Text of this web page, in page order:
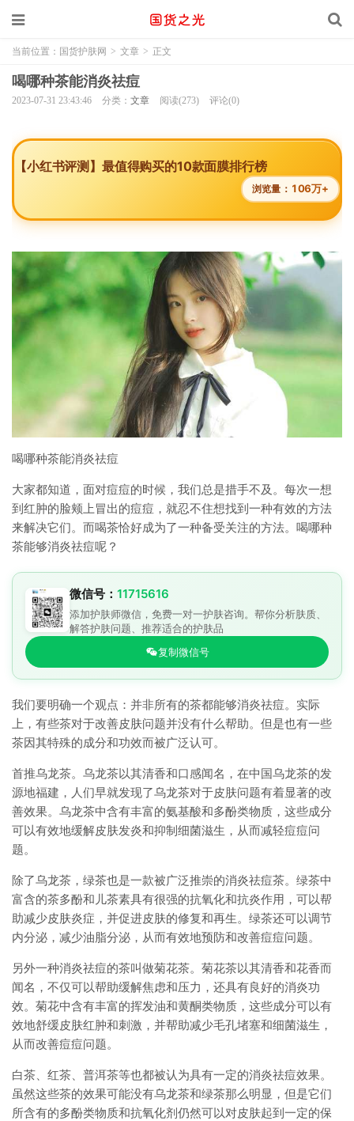
当前位置： 国货护肤网 > 文章 > 正文
喝哪种茶能消炎祛痘
2023-07-31 23:43:46 分类： 文章 阅读(273) 评论(0)
【小红书评测】最值得购买的10款面膜排行榜
浏览量： 106万+
喝哪种茶能消炎祛痘
大家都知道，面对痘痘的时候，我们总是措手不及。每次一想
到红肿的脸颊上冒出的痘痘，就忍不住想找到一种有效的方法
来解决它们。而喝茶恰好成为了一种备受关注的方法。喝哪种
茶能够消炎祛痘呢？
微信号： 11715616
添加护肤师微信，免费一对一护肤咨询。帮你分析肤质、
解答护肤问题、推荐适合的护肤品
复制微信号
我们要明确一个观点：并非所有的茶都能够消炎祛痘。实际
上，有些茶对于改善皮肤问题并没有什么帮助。但是也有一些
茶因其特殊的成分和功效而被广泛认可。
首推乌龙茶。乌龙茶以其清香和口感闻名，在中国乌龙茶的发
源地福建，人们早就发现了乌龙茶对于皮肤问题有着显著的改
善效果。乌龙茶中含有丰富的氨基酸和多酚类物质，这些成分
可以有效地缓解皮肤发炎和抑制细菌滋生，从而减轻痘痘问
题。
除了乌龙茶，绿茶也是一款被广泛推崇的消炎祛痘茶。绿茶中
富含的茶多酚和儿茶素具有很强的抗氧化和抗炎作用，可以帮
助减少皮肤炎症，并促进皮肤的修复和再生。绿茶还可以调节
内分泌，减少油脂分泌，从而有效地预防和改善痘痘问题。
另外一种消炎祛痘的茶叫做菊花茶。菊花茶以其清香和花香而
闻名，不仅可以帮助缓解焦虑和压力，还具有良好的消炎功
效。菊花中含有丰富的挥发油和黄酮类物质，这些成分可以有
效地舒缓皮肤红肿和刺激，并帮助减少毛孔堵塞和细菌滋生，
从而改善痘痘问题。
白茶、红茶、普洱茶等也都被认为具有一定的消炎祛痘效果。
虽然这些茶的效果可能没有乌龙茶和绿茶那么明显，但是它们
所含有的多酚类物质和抗氧化剂仍然可以对皮肤起到一定的保